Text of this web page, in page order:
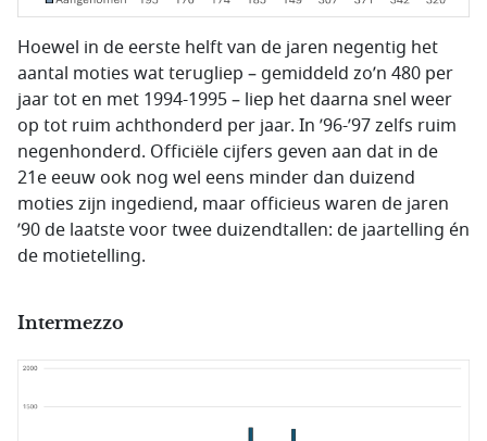
Hoewel in de eerste helft van de jaren negentig het
aantal moties wat terugliep – gemiddeld zo’n 480 per
jaar tot en met 1994-1995 – liep het daarna snel weer
op tot ruim achthonderd per jaar. In ’96-’97 zelfs ruim
negenhonderd. Officiële cijfers geven aan dat in de
21e eeuw ook nog wel eens minder dan duizend
moties zijn ingediend, maar officieus waren de jaren
’90 de laatste voor twee duizendtallen: de jaartelling én
de motietelling.
Intermezzo